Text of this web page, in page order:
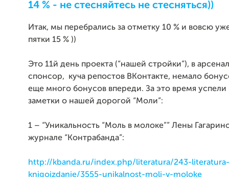
14 % - не стесняйтесь не стесняться))
Итак, мы перебрались за отметку 10 % и вовсю
пятки 15 % ))
Это 11й день проекта (“нашей стройки”), в
спонсор, куча репостов ВКонтакте, немало
еще много бонусов впереди. За это время успели
заметки о нашей дорогой “Моли”:
1 – “Уникальность “Моль в молоке”” Лены
журнале “Контрабанда”:
http://kbanda.ru/index.php/literatura/243-
knigoizdanie/3555-unikalnost-moli-v-moloke